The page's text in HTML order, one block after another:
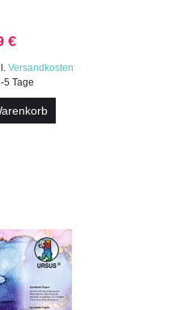
€
Versandkosten
5 Tage